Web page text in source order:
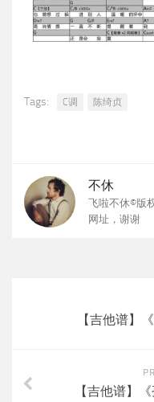
Tags: C调 陈绮贞
不休
飞啦不休©版
网址，谢谢
【吉他谱】
【吉他谱】